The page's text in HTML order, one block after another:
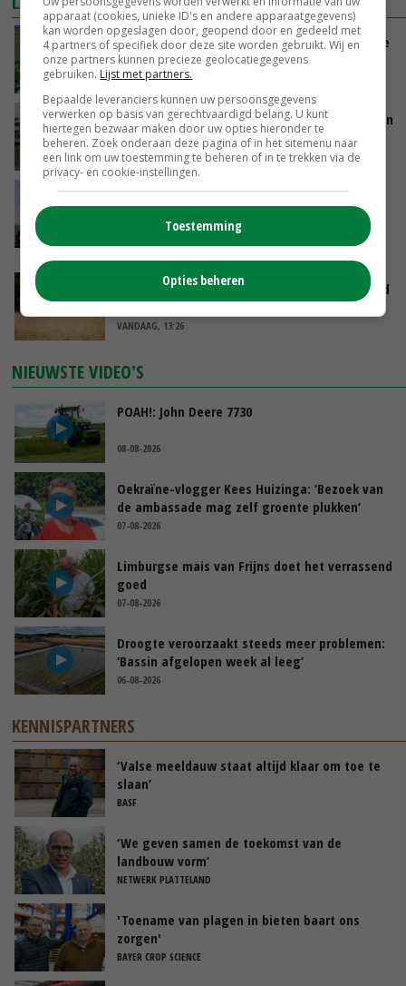
Zeer lage Rijnaanvoer komt bovenop droogste
juli ooit
VANDAAG, 13:55
Brittany Ferries stopt met veetransport tussen
Ierland en Frankrijk
VANDAAG, 13:46
Waarschuwing moet
grondwateronttrekkingsverbod in Limburg
voorkomen
Indonesisch staatsfonds investeert 2,5 miljard
dollar in vleesconcern JBS
VANDAAG, 13:26
NIEUWSTE VIDEO'S
POAH!: John Deere 7730
08-08-2026
Oekraïne-vlogger Kees Huizinga: ‘Bezoek van
de ambassade mag zelf groente plukken’
07-08-2026
Limburgse mais van Frijns doet het verrassend
goed
07-08-2026
Droogte veroorzaakt steeds meer problemen:
‘Bassin afgelopen week al leeg’
06-08-2026
KENNISPARTNERS
‘Valse meeldauw staat altijd klaar om toe te
slaan’
BASF
‘We geven samen de toekomst van de
landbouw vorm’
NETWERK PLATTELAND
'Toename van plagen in bieten baart ons
zorgen'
BAYER CROP SCIENCE
apparaat (cookies, unieke ID's en andere apparaatgegevens)
kan worden opgeslagen door, geopend door en gedeeld met
4 partners of specifiek door deze site worden gebruikt. Wij en
onze partners kunnen precieze geolocatiegegevens
gebruiken. Lijst met partners.
Bepaalde leveranciers kunnen uw persoonsgegevens
verwerken op basis van gerechtvaardigd belang. U kunt
hiertegen bezwaar maken door uw opties hieronder te
beheren. Zoek onderaan deze pagina of in het sitemenu naar
een link om uw toestemming te beheren of in te trekken via de
privacy- en cookie-instellingen.
Toestemming
Opties beheren